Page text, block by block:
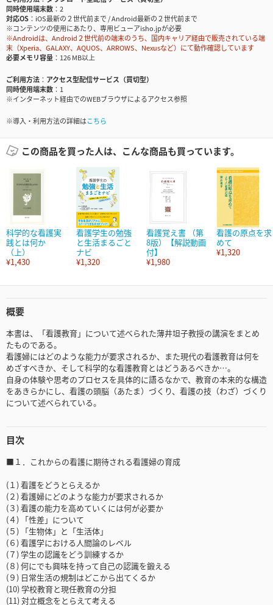
同時使用端末数
2
対応OS
iOS最新の２世代前まで / Android最新の２世代前まで
※コンテンツの使用にあたり、専用ビューアisho.jpが必要
※Androidは、Android２世代前の端末のうち、国内キャリア経由で販売されている端
末（Xperia、GALAXY、AQUOS、ARROWS、Nexusなど）にて動作確認しています
必要メモリ容量
126 MB以上
ご利用方法
アクセス型配信サービス（買切型）
同時使用端末数
1
※インターネット経由でのWEBブラウザによるアクセス参照
※導入・利用方法の詳細はこちら
この商品を買った人は、こんな商品も買っています。
科学的な看護実
践とは何か
（上）
¥1,430
看護学生の勉強
と生活まるごと
ナビ
¥1,320
看護覚え書 （第
8版）【解説動画
付】
¥1,980
看護の原点を求
めて
¥1,320
概要
本書は、「看護教育」について述べられた薄井坦子教授の講演をまとめ
たものである。
看護婦にはどのような能力が要求されるか、また現代の看護教育は何を
めざすべきか、そして科学的な看護教育とはどうあるべきか…。
自身の体験や思考のプロセスを具体的に語るなかで、教育の本来的な構造
をあきらかにし、看護の頭脳（あたま）づくり、看護の技（わざ）づくり
について述べられている。
目次
■１．これからの看護に期待される看護婦の育成
(１) 看護をどうとらえるか
(２) 看護婦にどのような能力が要求されるか
(３) 看護の能力を高めていくには何が必要か
(４) 「性差」について
(５) 「生物体」と「生活体」
(６) 看護学における人間論のレベル
(７) 学生の認識をどう訓練するか
(８) 何にでも興味を持って自己の認識を鍛える
(９) 日常生活の規制はどこから出てくるか
(10) 学校教育と現任教育の分担
(11) 対立概念をとらえて考える